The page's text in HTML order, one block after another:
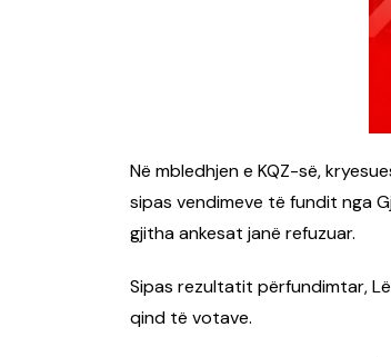
Në mbledhjen e KQZ-së,
sipas vendimeve të fundit nga
gjitha ankesat janë refuzuar.
Sipas rezultatit përfundimtar,
qind të votave.